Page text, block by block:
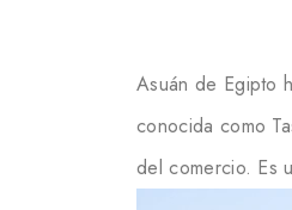
Asuán de Egipto
conocida como
del comercio. Es